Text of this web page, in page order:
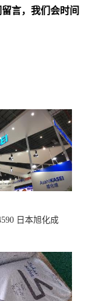
言，我们会时间
日本旭化成